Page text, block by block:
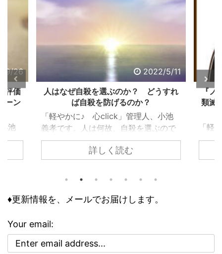
5/11
すれ
で
れ
て知
、ど
精
周囲
2022/5/2
『ノストラダムスの大予言』にある人
類滅亡は、なぜ信じられ、エンタメ化
したのか？
「軽やかに♪ 心click」管理人、小池
義孝です。今回は、子供の頃にあった
『ノストラダムスの大予言』につい
て、お話しします。 子供の頃、ノス
怖れ、その恐怖と不安が日常に溶け込
でした。 けれどもそこには、人類滅
亡シナリオをエンタメとして楽しむ、
奇妙な空気も存在していました。 ノ
詳しく読む
怒り
義孝
いて
合、
♦更新情報を、メールでお届けします。
Your email: